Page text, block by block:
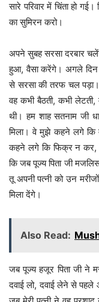
सारे परिवार में चिंता हो
का सुमिरन करो।
अपने सुबह सरसा दरबार
हुआ, वैसा करेंगे। अगले दिन
से सरसा की तरफ चल पड़ा।
वह कभी बैठती, कभी लेटती,
थी। हम शाह सतनाम जी
मिला। वे मुझे कहने लगे कि
कहने लगे कि फिक्र न कर,
कि जब पूज्य पिता जी
तू अपनी पत्नी को उन
मिला देंगे।
Also Read:
जब पूज्य हजूर पिता जी ने
दवाई लो, दवाई लेने से पहले